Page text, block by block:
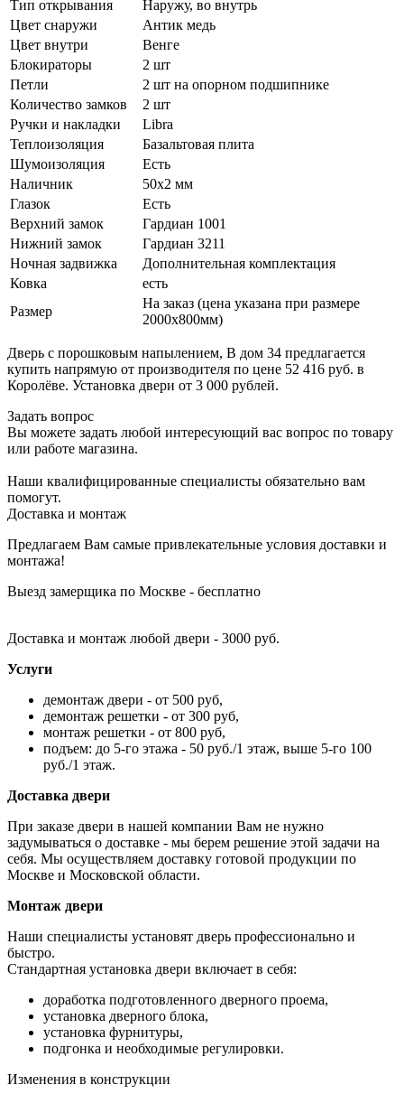
Тип открывания
Наружу, во внутрь
Цвет снаружи
Антик медь
Цвет внутри
Венге
Блокираторы
2 шт
Петли
2 шт на опорном подшипнике
Количество замков
2 шт
Ручки и накладки
Libra
Теплоизоляция
Базальтовая плита
Шумоизоляция
Есть
Наличник
50х2 мм
Глазок
Есть
Верхний замок
Гардиан 1001
Нижний замок
Гардиан 3211
Ночная задвижка
Дополнительная комплектация
Ковка
есть
Размер
На заказ (цена указана при размере
2000х800мм)
Дверь с порошковым напылением, В дом 34 предлагается
купить напрямую от производителя по цене 52 416 руб. в
Королёве. Установка двери от 3 000 рублей.
Задать вопрос
Вы можете задать любой интересующий вас вопрос по товару
или работе магазина.
Наши квалифицированные специалисты обязательно вам
помогут.
Доставка и монтаж
Предлагаем Вам самые привлекательные условия доставки и
монтажа!
Выезд замерщика по Москве - бесплатно
Доставка и монтаж любой двери - 3000 руб.
Услуги
демонтаж двери - от 500 руб,
демонтаж решетки - от 300 руб,
монтаж решетки - от 800 руб,
подъем: до 5-го этажа - 50 руб./1 этаж, выше 5-го 100
руб./1 этаж.
Доставка двери
При заказе двери в нашей компании Вам не нужно
задумываться о доставке - мы берем решение этой задачи на
себя. Мы осуществляем доставку готовой продукции по
Москве и Московской области.
Монтаж двери
Наши специалисты установят дверь профессионально и
быстро.
Стандартная установка двери включает в себя:
доработка подготовленного дверного проема,
установка дверного блока,
установка фурнитуры,
подгонка и необходимые регулировки.
Изменения в конструкции